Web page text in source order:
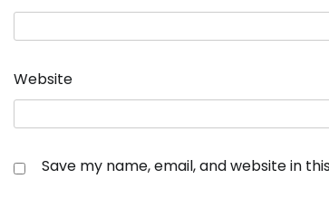
Website
Save my name, email, and website in